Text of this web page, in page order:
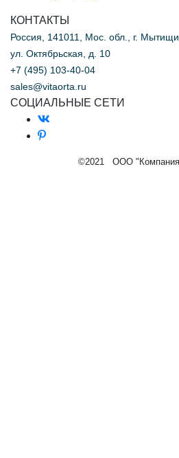
КОНТАКТЫ
Россия, 141011, Мос. обл., г.
ул. Октябрьская, д. 10
+7 (495) 103-40-04
sales@vitaorta.ru
СОЦИАЛЬНЫЕ СЕТИ
©2021 ООО "Компания